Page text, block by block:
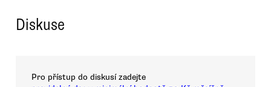
Diskuse
Pro přístup do diskusí zadejte